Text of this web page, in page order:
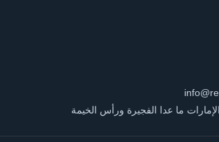
ما عدا الفجيرة ورأس الخيمة